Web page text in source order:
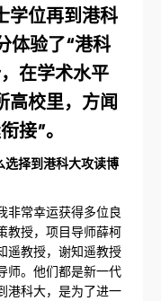
学位再到港科
验了“港科
在学术水平
高校里，方闻
接”。
择到港科大攻读博
非常幸运获得多位良
教授，项目导师薛柯
遥教授，谢知遥教授
师。他们都是新一代
港科大，是为了进一